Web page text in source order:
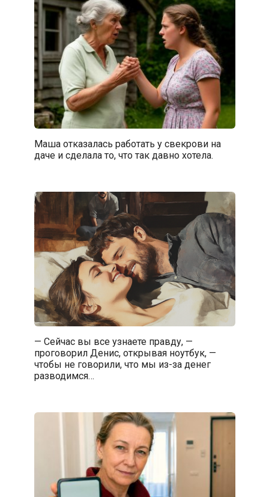
Маша отказалась работать у свекрови на
даче и сделала то, что так давно хотела.
— Сейчас вы все узнаете правду, —
проговорил Денис, открывая ноутбук, —
чтобы не говорили, что мы из-за денег
разводимся…